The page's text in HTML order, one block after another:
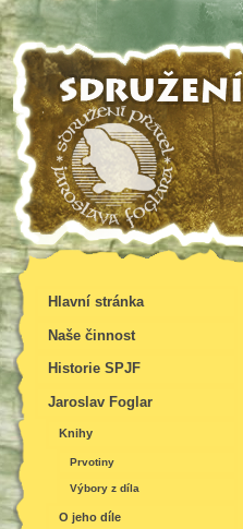
Hlavní stránka
Naše činnost
Historie SPJF
Jaroslav Foglar
Knihy
Prvotiny
Výbory z díla
O jeho díle